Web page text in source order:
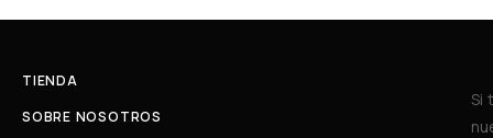
TIENDA
SOBRE NOSOTROS
Si